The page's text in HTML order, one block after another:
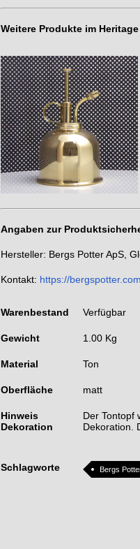
Weitere Produkte im
Angaben zur
Hersteller: Bergs Potter ApS,
Kontakt: https://
Warenbestand Verfügbar
Gewicht 1.00 Kg
Material Ton
Oberfläche matt
Hinweis
Dekoration
Der Tontopf
Dekoration.
Schlagworte Bergs